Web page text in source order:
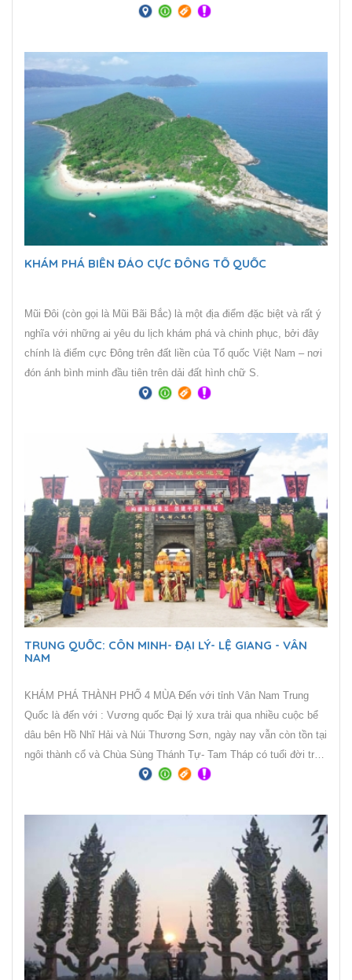
vẫn là địa danh rất được xem là mảnh đất đầy bí ẩn. Tam giác
Nam, trải dài từ tỉnh Mong Hpayak của Myanmar, sang Chiang Rai
của Thái Lan và Phongsaly của Lào.
KHÁM PHÁ BIỂN ĐẢO CỰC ĐÔNG TỔ QUỐC
Mũi Đôi (còn gọi là Mũi Bãi Bắc) là một địa điểm đặc biệt và rất ý
nghĩa với những ai yêu du lịch khám phá và chinh phục, bởi đây
chính là điểm cực Đông trên đất liền của Tổ quốc Việt Nam – nơi
đón ánh bình minh đầu tiên trên dải đất hình chữ S.
TRUNG QUỐC: CÔN MINH- ĐẠI LÝ- LỆ GIANG - VÂN
NAM
KHÁM PHÁ THÀNH PHỐ 4 MÙA Đến với tỉnh Vân Nam Trung
Quốc là đến với : Vương quốc Đại lý xưa trải qua nhiều cuộc bể
dâu bên Hồ Nhĩ Hải và Núi Thương Sơn, ngày nay vẫn còn tồn tại
ngôi thành cổ và Chùa Sùng Thánh Tự- Tam Tháp có tuổi đời trên
1100 tuổi. Ngoài ra phim trường Thiên Long Bát Bộ thu hút khách
giới cùng với núi Ngọc Long Tuyết Sơn, Hắc Long Đàm, tu viện
Songzanlin, làng cổ Dulaezong của người Tây Tạng ở Shangrila
đã tạo nên vùng cao nguyên này vừa hùng vĩ, cổ kính, vừa rất đỗi
nên thơ, lãng mạn. Cuối cùng là Rừng đá Thạch Lâm là một di
sản thiên nhiên Thế giới từng được chọn làm bối cảnh cho bộ
phim Tây Du Ký nổi tiếng.